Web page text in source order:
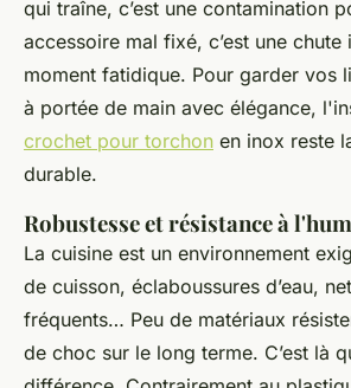
qui traîne, c’est une contamination
accessoire mal fixé, c’est une chute
moment fatidique. Pour garder vos
à portée de main avec élégance,
crochet pour torchon en inox reste
durable.
Robustesse et résistance à
La cuisine est un environnement
de cuisson, éclaboussures d’eau,
fréquents… Peu de matériaux
de choc sur le long terme. C’est là